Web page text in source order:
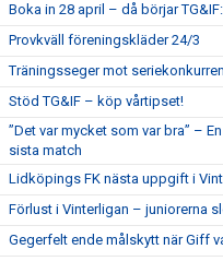
Boka in 28 april – då börjar
Provkväll föreningskläder 24/3
Träningsseger mot
Stöd TG&IF – köp vårtipset!
”Det var mycket som var bra” –
sista match
Lidköpings FK nästa uppgift i
Förlust i Vinterligan – juniorerna
Gegerfelt ende målskytt när Giff